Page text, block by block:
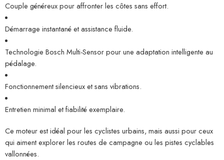
Couple généreux pour affronter les côtes sans effort.
Démarrage instantané et assistance fluide.
Technologie Bosch Multi-Sensor pour une adaptation intelligente au
pédalage.
Fonctionnement silencieux et sans vibrations.
Entretien minimal et fiabilité exemplaire.
Ce moteur est idéal pour les cyclistes urbains, mais aussi pour ceux
qui aiment explorer les routes de campagne ou les pistes cyclables
vallonnées.